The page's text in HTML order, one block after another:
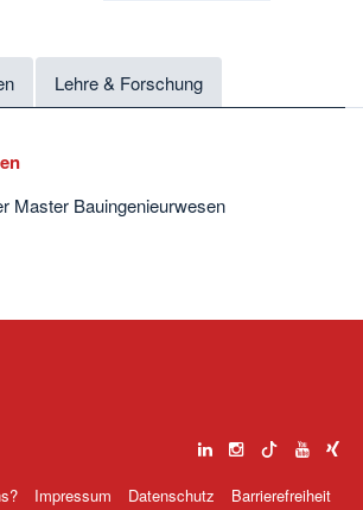
Lehre & Forschung
Master Bauingenieurwesen
Impressum Datenschutz
Barrierefreiheit